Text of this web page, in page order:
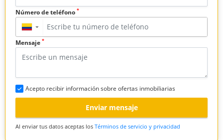
Número de teléfono *
▼
Mensaje *
Acepto recibir información sobre ofertas inmobiliarias
Enviar mensaje
Al enviar tus datos aceptas los Términos de servicio y privacidad